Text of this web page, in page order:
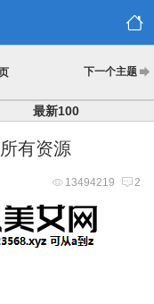
下一个主题
最新100
有资源
13494219 2